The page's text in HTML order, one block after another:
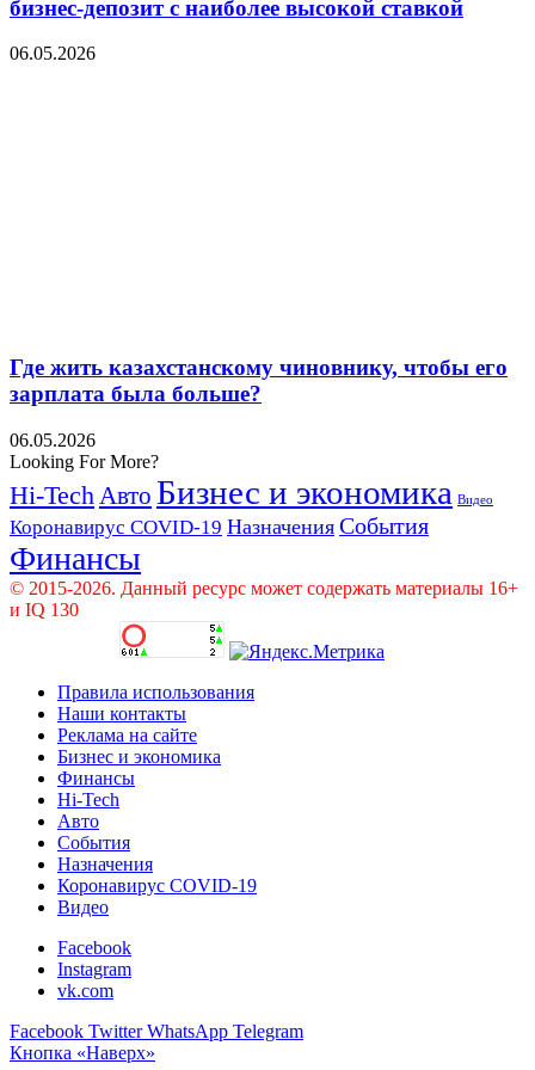
бизнес-депозит с наиболее высокой ставкой
06.05.2026
Где жить казахстанскому чиновнику, чтобы его
зарплата была больше?
06.05.2026
Looking For More?
Hi-Tech Авто Бизнес и экономика Видео
Коронавирус COVID-19 Назначения События
Финансы
© 2015-2026. Данный ресурс может содержать материалы 16+
и IQ 130
Правила использования
Наши контакты
Реклама на сайте
Бизнес и экономика
Финансы
Hi-Tech
Авто
События
Назначения
Коронавирус COVID-19
Видео
Facebook
Instagram
vk.com
Facebook Twitter WhatsApp Telegram
Кнопка «Наверх»